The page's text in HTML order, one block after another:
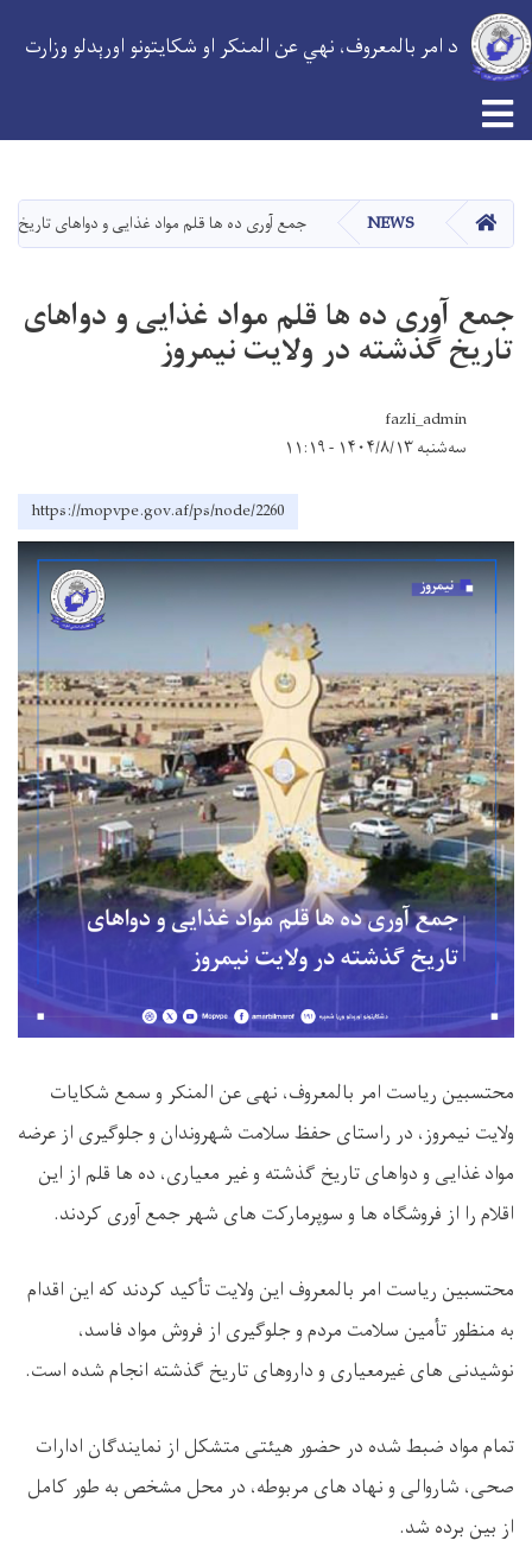
دانګل
د امر بالمعروف، نهي عن المنکر او شکایتونو اورېدلو وزارت
کور NEWS جمع ‌آوری ده ها قلم مواد غذایی و دواهای تاریخ
جمع ‌آوری ده ها قلم مواد غذایی و دواهای
تاریخ ‌گذشته در ولایت نیمروز
fazli_admin
سه‌شنبه ۱۴۰۴/۸/۱۳ - ۱۱:۱۹
https://mopvpe.gov.af/ps/node/2260
محتسبین ریاست امر بالمعروف، نهی عن المنکر و سمع شکایات
ولایت نیمروز، در راستای حفظ سلامت شهروندان و جلوگیری از عرضه
مواد غذایی و دواهای تاریخ گذشته و غیر معیاری، ده‌ ها قلم از این
اقلام را از فروشگاه‌ ها و سوپرمارکت ‌های شهر جمع ‌آوری کردند.
محتسبین ریاست امر بالمعروف این ولایت تأکید کردند که این اقدام
به منظور تأمین سلامت مردم و جلوگیری از فروش مواد فاسد،
نوشیدنی ‌های غیرمعیاری و داروهای تاریخ گذشته انجام شده است.
تمام مواد ضبط ‌شده در حضور هیئتی متشکل از نمایندگان ادارات
صحی، شاروالی و نهاد های مربوطه، در محل مشخص به ‌طور کامل
از بین برده شد.